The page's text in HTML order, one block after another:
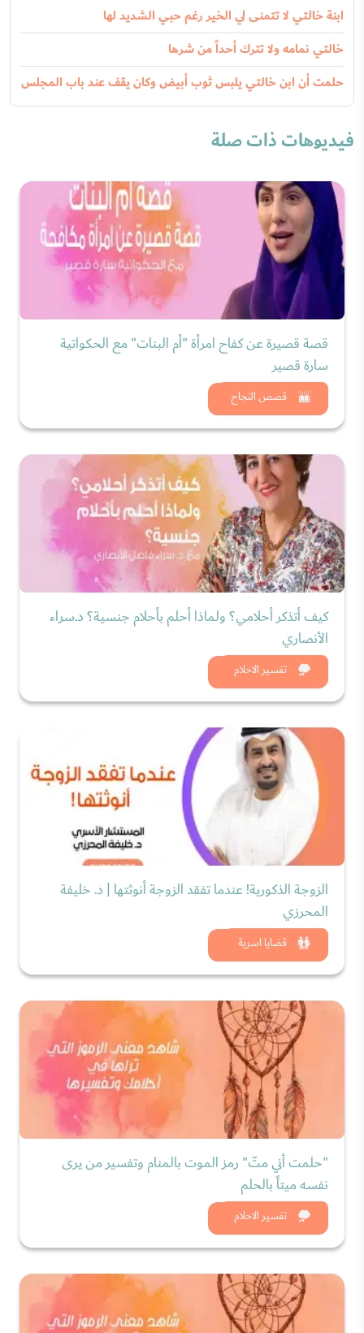
ابنة خالتي لا تتمنى لي الخير رغم حبي الشديد لها
خالتي نمامه ولا تترك أحداً من شرها
حلمت أن ابن خالتي يلبس ثوب أبيض وكان يقف عند باب المجلس
فيديوهات ذات صلة
قصص النجاح
قصة قصيرة عن كفاح امرأة "أم البنات" مع الحكواتية
سارة قصير
شاهد الان
تفسير الاحلام
كيف أتذكر أحلامي؟ ولماذا أحلم بأحلام جنسية؟ د.سراء
الأنصاري
شاهد الان
قضايا اسرية
الزوجة الذكورية! عندما تفقد الزوجة أنوثتها | د. خليفة
المحرزي
شاهد الان
تفسير الاحلام
"حلمت أني متّ" رمز الموت بالمنام وتفسير من يرى
نفسه ميتاً بالحلم
شاهد الان